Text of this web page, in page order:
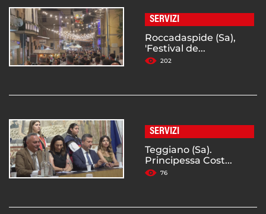
SERVIZI
Roccadaspide (Sa),
'Festival de...
202
SERVIZI
Teggiano (Sa).
Principessa Cost...
76